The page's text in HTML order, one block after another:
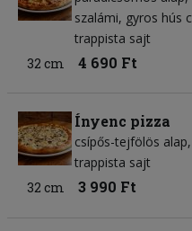
szalámi gyros hús
trappista sajt
32 cm
4 690 Ft
Ínyenc pizza
csípős-tejfölös alap
trappista sajt
32 cm
3 990 Ft